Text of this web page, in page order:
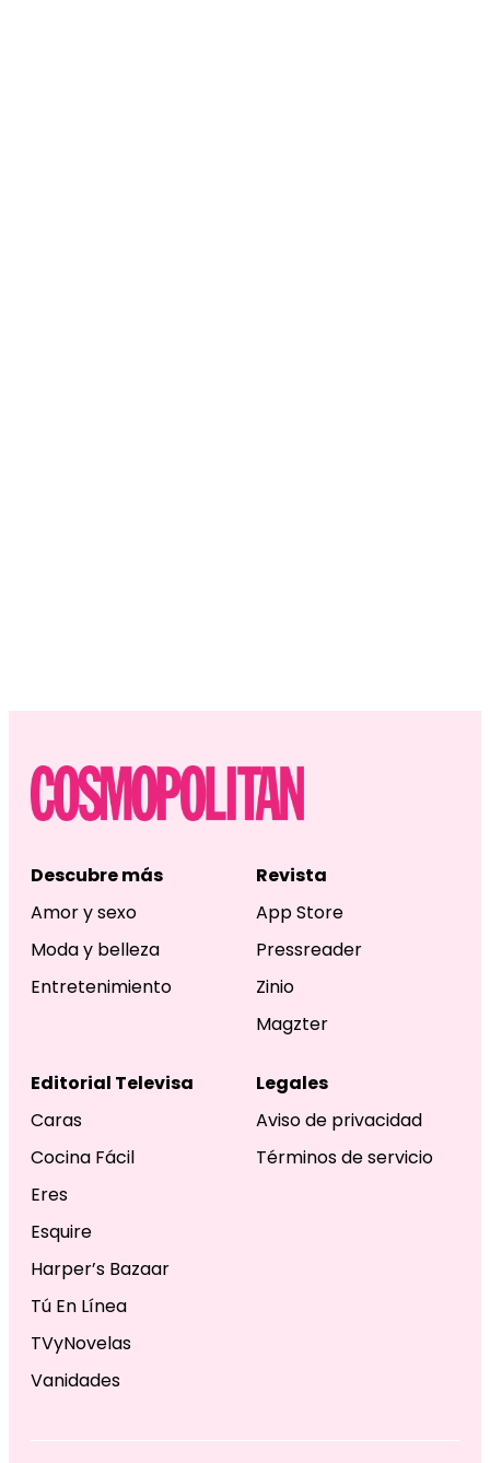
Descubre más
Amor y sexo
Moda y belleza
Entretenimiento
Revista
App Store
Pressreader
Zinio
Magzter
Editorial Televisa
Caras
Cocina Fácil
Eres
Esquire
Harper’s Bazaar
Tú En Línea
TVyNovelas
Vanidades
Legales
Aviso de privacidad
Términos de servicio